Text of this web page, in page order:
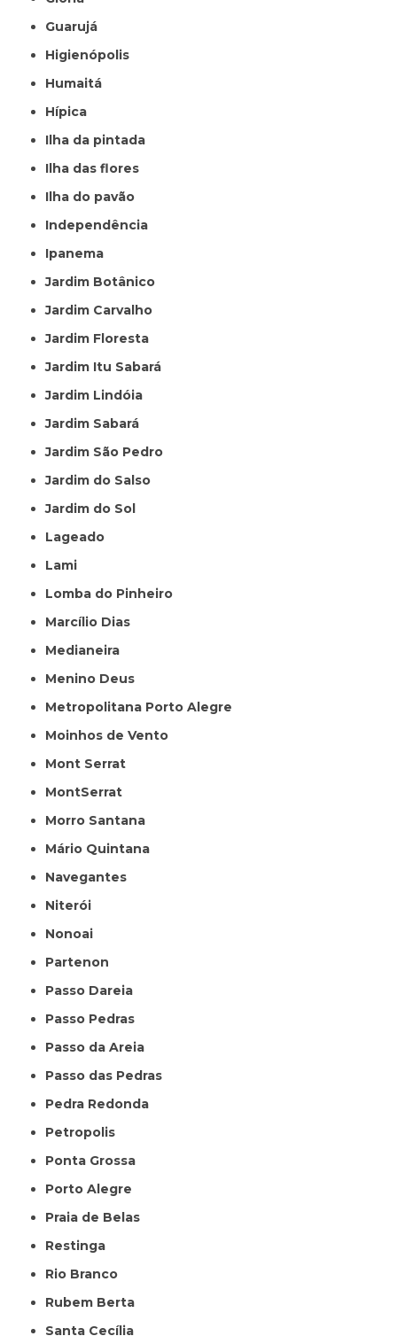
Guarujá
Higienópolis
Humaitá
Hípica
Ilha da pintada
Ilha das flores
Ilha do pavão
Independência
Ipanema
Jardim Botânico
Jardim Carvalho
Jardim Floresta
Jardim Itu Sabará
Jardim Lindóia
Jardim Sabará
Jardim São Pedro
Jardim do Salso
Jardim do Sol
Lageado
Lami
Lomba do Pinheiro
Marcílio Dias
Medianeira
Menino Deus
Metropolitana Porto Alegre
Moinhos de Vento
Mont Serrat
MontSerrat
Morro Santana
Mário Quintana
Navegantes
Niterói
Nonoai
Partenon
Passo Dareia
Passo Pedras
Passo da Areia
Passo das Pedras
Pedra Redonda
Petropolis
Ponta Grossa
Porto Alegre
Praia de Belas
Restinga
Rio Branco
Rubem Berta
Santa Cecília